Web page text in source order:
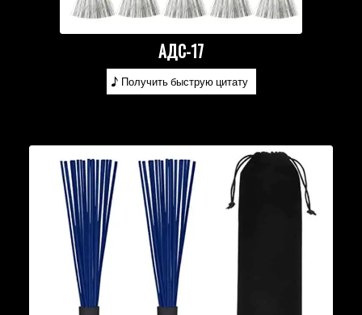
АДС-17
Получить быструю цитату